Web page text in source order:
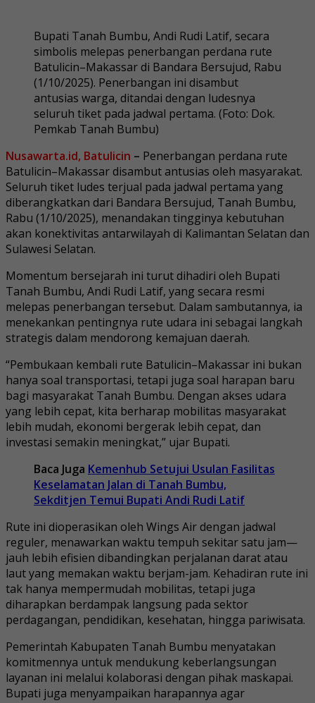
Bupati Tanah Bumbu, Andi Rudi Latif, secara
simbolis melepas penerbangan perdana rute
Batulicin–Makassar di Bandara Bersujud, Rabu
(1/10/2025). Penerbangan ini disambut
antusias warga, ditandai dengan ludesnya
seluruh tiket pada jadwal pertama. (Foto: Dok.
Pemkab Tanah Bumbu)
Nusawarta.id, Batulicin – Penerbangan perdana rute
Batulicin–Makassar disambut antusias oleh masyarakat.
Seluruh tiket ludes terjual pada jadwal pertama yang
diberangkatkan dari Bandara Bersujud, Tanah Bumbu,
Rabu (1/10/2025), menandakan tingginya kebutuhan
akan konektivitas antarwilayah di Kalimantan Selatan dan
Sulawesi Selatan.
Momentum bersejarah ini turut dihadiri oleh Bupati
Tanah Bumbu, Andi Rudi Latif, yang secara resmi
melepas penerbangan tersebut. Dalam sambutannya, ia
menekankan pentingnya rute udara ini sebagai langkah
strategis dalam mendorong kemajuan daerah.
“Pembukaan kembali rute Batulicin–Makassar ini bukan
hanya soal transportasi, tetapi juga soal harapan baru
bagi masyarakat Tanah Bumbu. Dengan akses udara
yang lebih cepat, kita berharap mobilitas masyarakat
lebih mudah, ekonomi bergerak lebih cepat, dan
investasi semakin meningkat,” ujar Bupati.
Baca Juga Kemenhub Setujui Usulan Fasilitas
Keselamatan Jalan di Tanah Bumbu,
Sekditjen Temui Bupati Andi Rudi Latif
Rute ini dioperasikan oleh Wings Air dengan jadwal
reguler, menawarkan waktu tempuh sekitar satu jam—
jauh lebih efisien dibandingkan perjalanan darat atau
laut yang memakan waktu berjam-jam. Kehadiran rute ini
tak hanya mempermudah mobilitas, tetapi juga
diharapkan berdampak langsung pada sektor
perdagangan, pendidikan, kesehatan, hingga pariwisata.
Pemerintah Kabupaten Tanah Bumbu menyatakan
komitmennya untuk mendukung keberlangsungan
layanan ini melalui kolaborasi dengan pihak maskapai.
Bupati juga menyampaikan harapannya agar